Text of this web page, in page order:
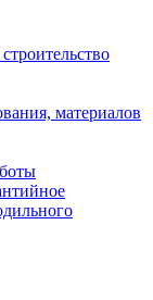
материалов